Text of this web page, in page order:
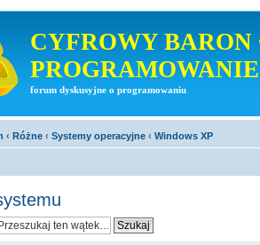
CYFROWY BARON
PROGRAMOWANIE
forum dyskusyjne o programowaniu
‹ Różne ‹ Systemy operacyjne ‹ Windows XP